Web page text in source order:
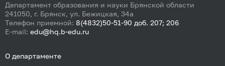
Департамент образования и науки Брянской области
241050, г. Брянск, ул. Бежицкая, 34а
Телефон приемной: 8(4832)50-51-90 доб. 207; 206
E-mail: edu@hq.b-edu.ru
О департаменте